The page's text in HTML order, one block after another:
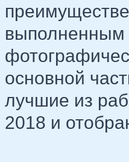
основной
лучшие из
2018 и